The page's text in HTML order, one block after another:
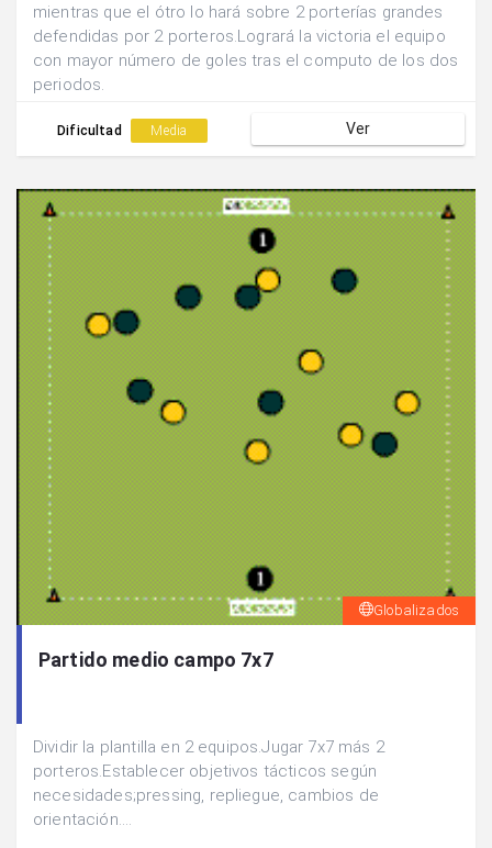
mientras que el ótro lo hará sobre 2 porterías grandes
defendidas por 2 porteros.Logrará la victoria el equipo
con mayor número de goles tras el computo de los dos
periodos.
Dificultad Media Ver
Globalizados
Partido medio campo 7x7
Dividir la plantilla en 2 equipos.Jugar 7x7 más 2
porteros.Establecer objetivos tácticos según
necesidades;pressing, repliegue, cambios de
orientación....